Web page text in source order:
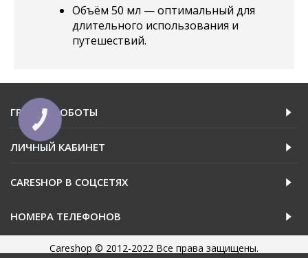
Объём 50 мл — оптимальный для
длительного использования и
путешествий.
ГРАФИК РОБОТЫ
ЛИЧНЫЙ КАБИНЕТ
CARESHOP В СОЦСЕТЯХ
НОМЕРА ТЕЛЕФОНОВ
Careshop © 2012-2022 Все права защищены.
КНОПКА
ЗВ'ЯЗКУ